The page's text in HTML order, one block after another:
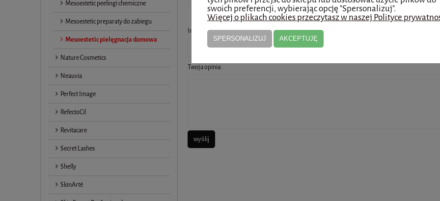
Mesoestetic peelingi chemiczne
Mesoestetic preparaty do zabiegu
Mesoestetic pielęgnacja domowa
Nature Cosmetics
Neauvia
Perfect Image
RefectoCil
Revitacare
Secret Lashes
Shelly
SkinArté
Imię lub pseudonim:
Twoja opinia:
wyślij
swoich preferencji, wybierając opcję "Spersonalizuj".
Więcej o plikach cookies przeczytasz w naszej Polityce
SPERSONALIZUJ AKCEPTUJĘ